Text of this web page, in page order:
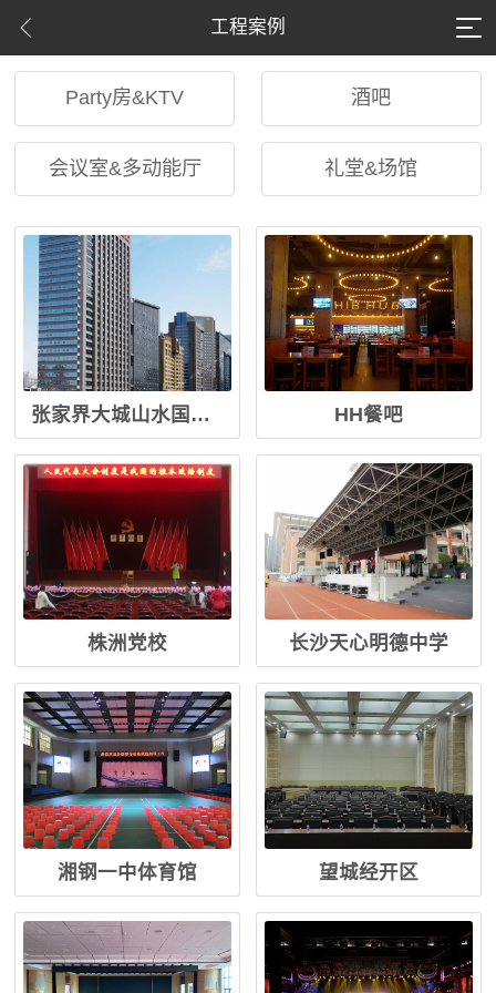
工程案例
Party房&KTV 酒吧
会议室&多动能厅 礼堂&场馆
张家界大城山水国际大酒店会议系统 HH餐吧
株洲党校 长沙天心明德中学
湘钢一中体育馆 望城经开区